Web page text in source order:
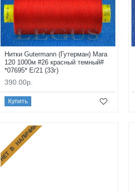
Нитки Gutermann (Гутерман) Mara
120 1000м #26 красный темный#
*07695* E/21 (33г)
390.00р.
Купить
НЕТ В НАЛИЧИИ